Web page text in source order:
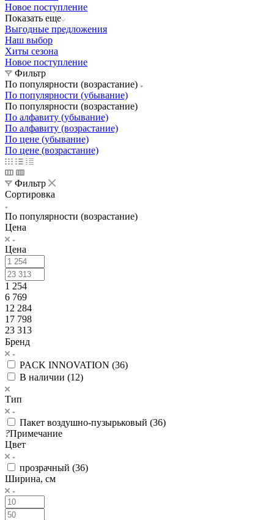
Новое поступление
Показать еще
Выгодные предложения
Наш выбор
Хиты сезона
Новое поступление
Фильтр
По популярности (возрастание)
По популярности (убывание)
По популярности (возрастание)
По алфавиту (убывание)
По алфавиту (возрастание)
По цене (убывание)
По цене (возрастание)
Фильтр
Сортировка
По популярности (возрастание)
Цена
Цена
1 254
6 769
12 284
17 798
23 313
Бренд
PACK INNOVATION (36)
В наличии (12)
Тип
Пакет воздушно-пузырьковый (36)
?Примечание
Цвет
прозрачный (36)
Ширина, см